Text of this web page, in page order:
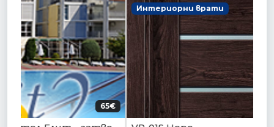
Интериорни врати
204.52€ (400лв.)